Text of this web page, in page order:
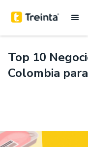
6
Top 10
Colombia